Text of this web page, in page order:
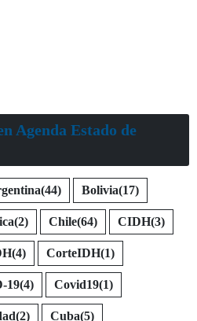
Agenda Estado de
(44) Bolivia(17)
(2) Chile(64) CIDH(3)
(4) CorteIDH(1)
19(4) Covid19(1)
(2) Cuba(5)